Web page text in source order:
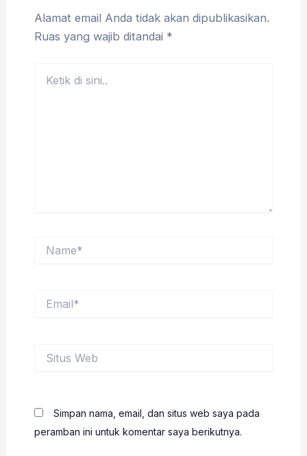
Alamat email Anda tidak akan dipublikasikan.
Ruas yang wajib ditandai *
Web
Simpan nama, email, dan situs web saya pada
peramban ini untuk komentar saya berikutnya.